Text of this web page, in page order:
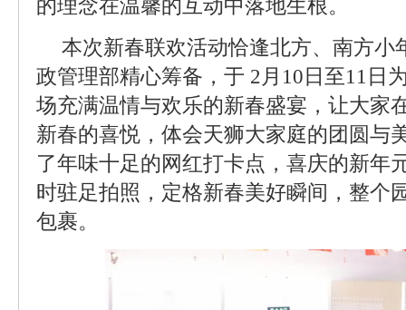
的理念在温馨的互动中落地生根。
本次新春联欢活动恰逢北方、南方小
政管理部精心筹备，于 2月10日至11日
场充满温情与欢乐的新春盛宴，让大家
新春的喜悦，体会天狮大家庭的团圆与
了年味十足的网红打卡点，喜庆的新年
时驻足拍照，定格新春美好瞬间，整个
包裹。